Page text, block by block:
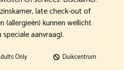
late check-out of
(allergieën) kunnen wellicht
aanvraag).
Only
Duikcentrum